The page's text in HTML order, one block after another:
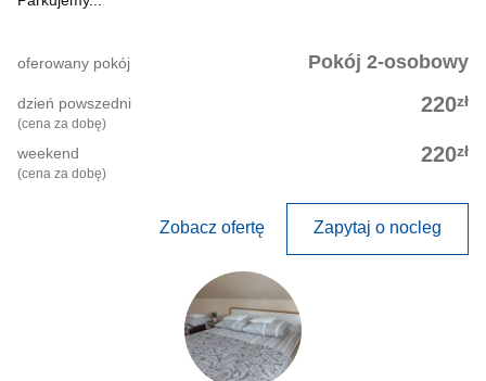
Pokój 2-osobowy
oferowany pokój
220zł
dzień powszedni
(cena za dobę)
220zł
weekend
(cena za dobę)
Zobacz ofertę Zapytaj o nocleg